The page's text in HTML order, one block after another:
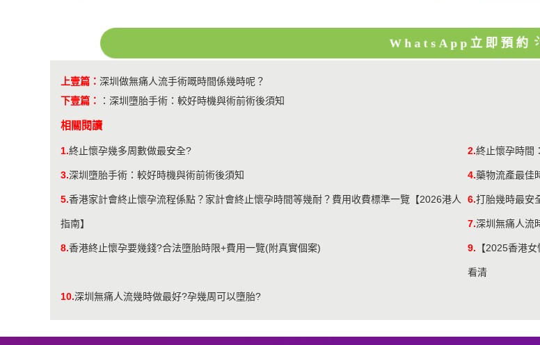
WhatsApp立即預約
上壹篇： 深圳做無痛人流手術嘅時間係幾時呢？
下壹篇：
： 深圳墮胎手術：較好時機與術前術後須知
相關閱讀
1.終止懷孕幾多周數做最安全? 2.終止懷孕時間
3.深圳墮胎手術：較好時機與術前術後須知 4.藥物流產最佳
5.香港家計會終止懷孕流程係點？家計會終止懷孕時間等幾耐？費用收費標準一覽【2026港人
指南】
6.打胎幾時最安
7.深圳無痛人流
8.香港終止懷孕要幾錢?合法墮胎時限+費用一覽(附真實個案) 9. 【2025香港
看清
10.深圳無痛人流幾時做最好?孕幾周可以墮胎?